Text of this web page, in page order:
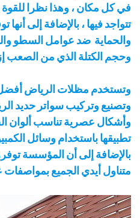
في كل مكان ، وهذا نظرا للقوة
تتواجد فيها ، بالإضافة إلى
والحماية ضد عوامل السطو
وحجم الكتلة الذي من الصعب
وتستخدم مظلات الرياض أفضل
وتصنيع وتركيب سواتر حديد
وأشكال عصرية تناسب ألوان
تطبيقها باستخدام وسائل
بالإضافة إلى أن المؤسسة
متناول أيدي الجميع بمواصفات